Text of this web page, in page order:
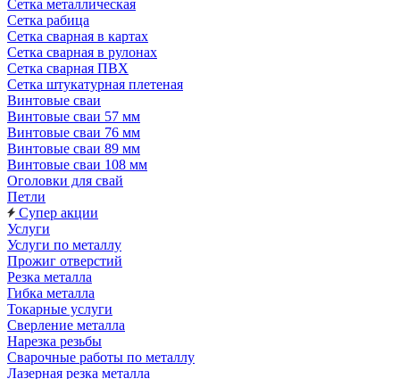
Сетка металлическая
Сетка рабица
Сетка сварная в картах
Сетка сварная в рулонах
Сетка сварная ПВХ
Сетка штукатурная плетеная
Винтовые сваи
Винтовые сваи 57 мм
Винтовые сваи 76 мм
Винтовые сваи 89 мм
Винтовые сваи 108 мм
Оголовки для свай
Петли
Супер акции
Услуги
Услуги по металлу
Прожиг отверстий
Резка металла
Гибка металла
Токарные услуги
Сверление металла
Нарезка резьбы
Сварочные работы по металлу
Лазерная резка металла